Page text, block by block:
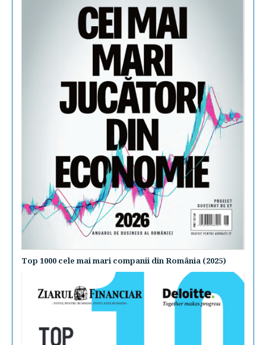
Top 1000 cele mai mari companii din România (2025)